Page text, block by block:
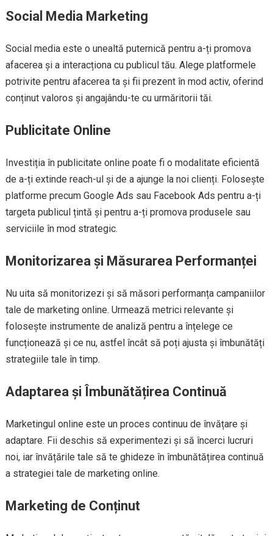
Social Media Marketing
Social media este o unealtă puternică pentru a-ți promova
afacerea și a interacționa cu publicul tău. Alege platformele
potrivite pentru afacerea ta și fii prezent în mod activ, oferind
conținut valoros și angajându-te cu urmăritorii tăi.
Publicitate Online
Investiția în publicitate online poate fi o modalitate eficientă
de a-ți extinde reach-ul și de a ajunge la noi clienți. Folosește
platforme precum Google Ads sau Facebook Ads pentru a-ți
targeta publicul țintă și pentru a-ți promova produsele sau
serviciile în mod strategic.
Monitorizarea și Măsurarea Performanței
Nu uita să monitorizezi și să măsori performanța campaniilor
tale de marketing online. Urmează metrici relevante și
folosește instrumente de analiză pentru a înțelege ce
funcționează și ce nu, astfel încât să poți ajusta și îmbunătăți
strategiile tale în timp.
Adaptarea și Îmbunătățirea Continuă
Marketingul online este un proces continuu de învățare și
adaptare. Fii deschis să experimentezi și să încerci lucruri
noi, iar învățările tale să te ghideze în îmbunătățirea continuă
a strategiei tale de marketing online.
Marketing de Conținut